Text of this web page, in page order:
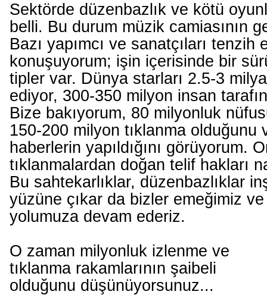
Sektörde düzenbazlık ve kötü
belli. Bu durum müzik camiasının
Bazı yapımcı ve sanatçıları tenzih
konuşuyorum; işin içerisinde bir
tipler var. Dünya starları 2.5-3
ediyor, 300-350 milyon insan
Bize bakıyorum, 80 milyonluk
150-200 milyon tıklanma olduğunu
haberlerin yapıldığını görüyorum.
tıklanmalardan doğan telif hakları
Bu sahtekarlıklar, düzenbazlıklar
yüzüne çıkar da bizler emeğimiz
yolumuza devam ederiz.
O zaman milyonluk izlenme ve
tıklanma rakamlarının şaibeli
olduğunu düşünüyorsunuz...